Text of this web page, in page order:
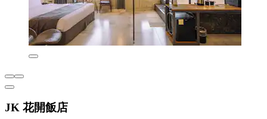
JK 花開飯店